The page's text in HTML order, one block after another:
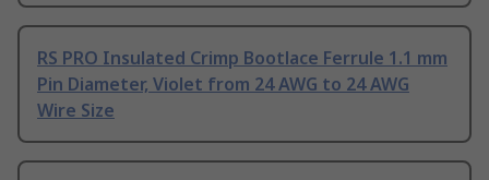
RS PRO Insulated Crimp Bootlace Ferrule 1.1 mm
Pin Diameter, Violet from 24 AWG to 24 AWG
Wire Size